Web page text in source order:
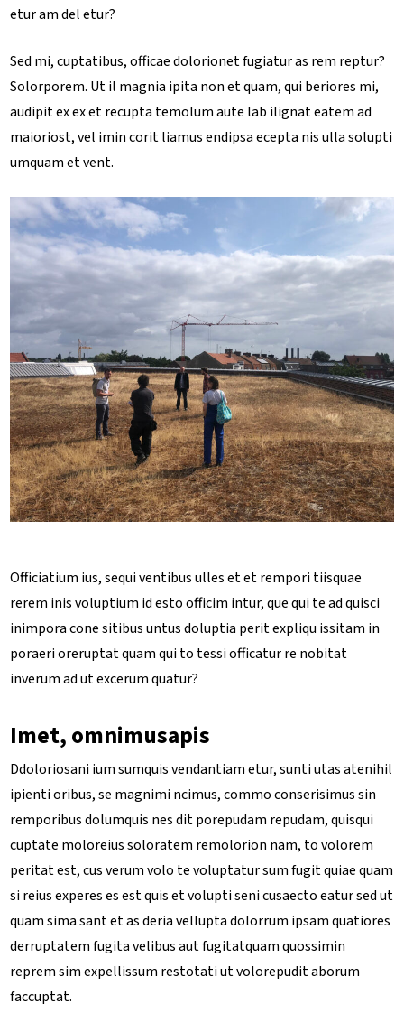
etur am del etur?
Sed mi, cuptatibus, officae dolorionet fugiatur as rem reptur?
Solorporem. Ut il magnia ipita non et quam, qui beriores mi,
audipit ex ex et recupta temolum aute lab ilignat eatem ad
maioriost, vel imin corit liamus endipsa ecepta nis ulla solupti
umquam et vent.
Officiatium ius, sequi ventibus ulles et et rempori tiisquae
rerem inis voluptium id esto officim intur, que qui te ad quisci
inimpora cone sitibus untus doluptia perit expliqu issitam in
poraeri oreruptat quam qui to tessi officatur re nobitat
inverum ad ut excerum quatur?
Imet, omnimusapis
Ddoloriosani ium sumquis vendantiam etur, sunti utas atenihil
ipienti oribus, se magnimi ncimus, commo conserisimus sin
remporibus dolumquis nes dit porepudam repudam, quisqui
cuptate moloreius soloratem remolorion nam, to volorem
peritat est, cus verum volo te voluptatur sum fugit quiae quam
si reius experes es est quis et volupti seni cusaecto eatur sed ut
quam sima sant et as deria vellupta dolorrum ipsam quatiores
derruptatem fugita velibus aut fugitatquam quossimin
reprem sim expellissum restotati ut volorepudit aborum
faccuptat.